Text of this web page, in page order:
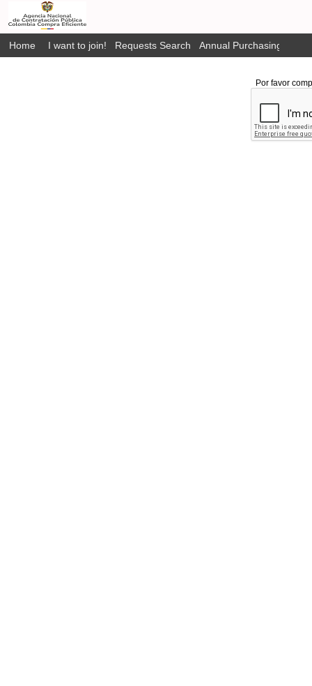
Home I want to join! Requests Search Annual Purchasing Plan
Por favor